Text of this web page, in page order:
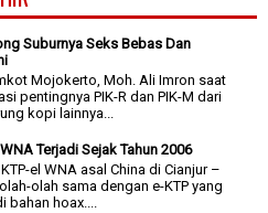
Suburnya Seks Bebas Dan
Mojokerto, Moh. Ali Imron saat
pentingnya PIK-R dan PIK-M dari
kopi lainnya...
Terjadi Sejak Tahun 2006
el WNA asal China di Cianjur –
olah sama dengan e-KTP yang
hoax....